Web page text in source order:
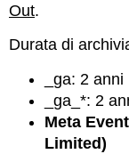
Out.
Durata di
_ga: 2 anni
_ga_*: 2
Meta
Limited)